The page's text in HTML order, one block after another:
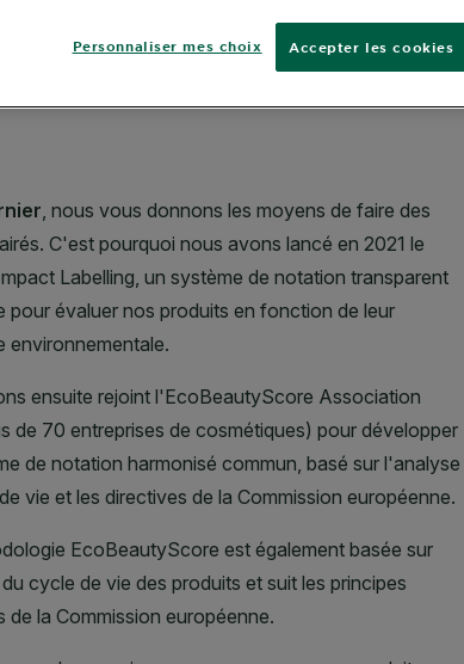
Accepter les cookies
Personnaliser mes choix